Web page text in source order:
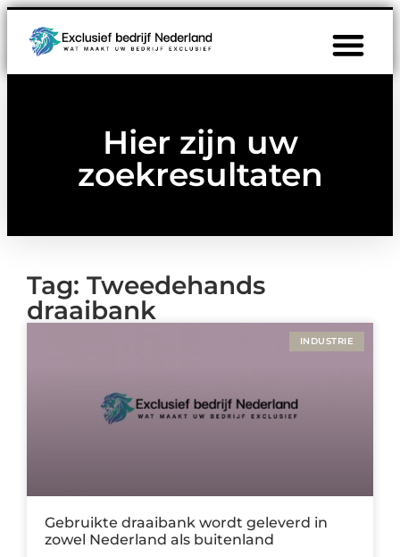
Hier zijn uw
zoekresultaten
Tag: Tweedehands
draaibank
INDUSTRIE
Gebruikte draaibank wordt geleverd in
zowel Nederland als buitenland